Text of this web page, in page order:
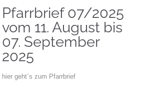
Pfarrbrief 07/2025
vom 11. August bis
07. September
2025
hier geht´s zum Pfarrbrief